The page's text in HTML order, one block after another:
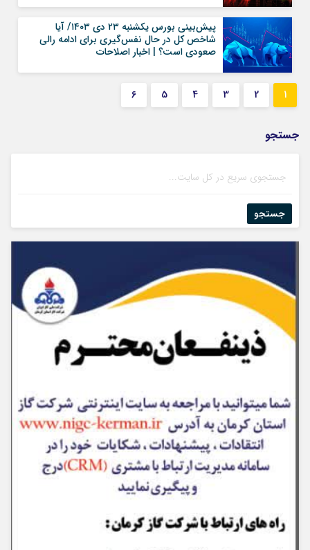
پیش‌بینی بورس یکشنبه ۲۳ دی ۱۴۰۳/ آیا
شاخص کل در حال نفس‌گیری برای ادامه رالی
صعودی است؟ | اخبار اصلاحات
1
2
3
4
5
6
جستجو
جستجو